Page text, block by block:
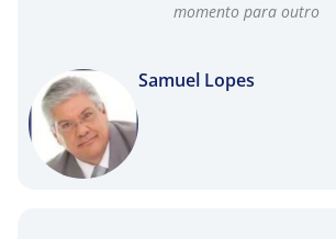
momento para outro
Samuel Lopes